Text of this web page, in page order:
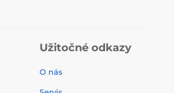
Užitočné odkazy
O nás